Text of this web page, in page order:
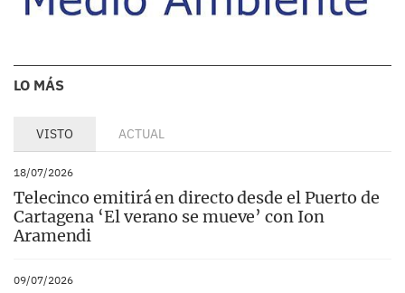
LO MÁS
VISTO ACTUAL
18/07/2026
Telecinco emitirá en directo desde el Puerto de
Cartagena ‘El verano se mueve’ con Ion
Aramendi
09/07/2026